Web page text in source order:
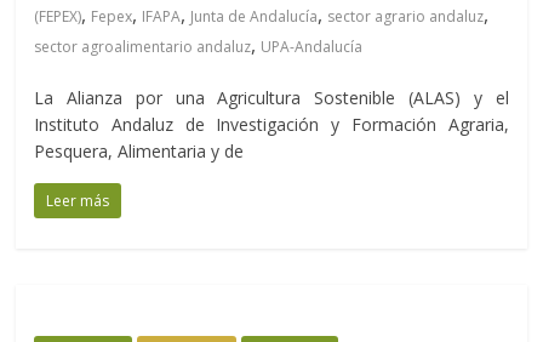
(FEPEX), Fepex, IFAPA, Junta de Andalucía, sector agrario andaluz,
sector agroalimentario andaluz, UPA-Andalucía
La Alianza por una Agricultura Sostenible (ALAS) y el
Instituto Andaluz de Investigación y Formación Agraria,
Pesquera, Alimentaria y de
Leer más